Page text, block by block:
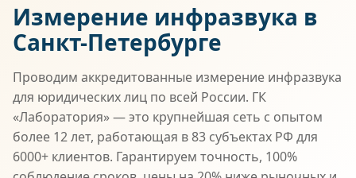
Измерение инфразвука в
Санкт-Петербурге
Проводим аккредитованные измерение инфразвука
для юридических лиц по всей России. ГК
«Лаборатория» — это крупнейшая сеть с опытом
более 12 лет, работающая в 83 субъектах РФ для
6000+ клиентов. Гарантируем точность, 100%